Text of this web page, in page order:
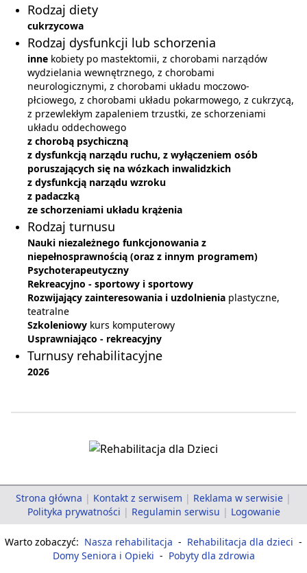
Rodzaj diety
cukrzycowa
Rodzaj dysfunkcji lub schorzenia
inne kobiety po mastektomii, z chorobami narządów
wydzielania wewnętrznego, z chorobami
neurologicznymi, z chorobami układu moczowo-
płciowego, z chorobami układu pokarmowego, z cukrzycą,
z przewlekłym zapaleniem trzustki, ze schorzeniami
układu oddechowego
z chorobą psychiczną
z dysfunkcją narządu ruchu, z wyłączeniem osób
poruszających się na wózkach inwalidzkich
z dysfunkcją narządu wzroku
z padaczką
ze schorzeniami układu krążenia
Rodzaj turnusu
Nauki niezależnego funkcjonowania z
niepełnosprawnością (oraz z innym programem)
Psychoterapeutyczny
Rekreacyjno - sportowy i sportowy
Rozwijający zainteresowania i uzdolnienia plastyczne,
teatralne
Szkoleniowy kurs komputerowy
Usprawniająco - rekreacyjny
Turnusy rehabilitacyjne
2026
Strona główna | Kontakt z serwisem | Reklama w serwisie |
Polityka prywatności | Regulamin serwisu | Logowanie
Warto zobaczyć: Nasza rehabilitacja - Rehabilitacja dla dzieci -
Domy Seniora i Opieki - Pobyty dla zdrowia